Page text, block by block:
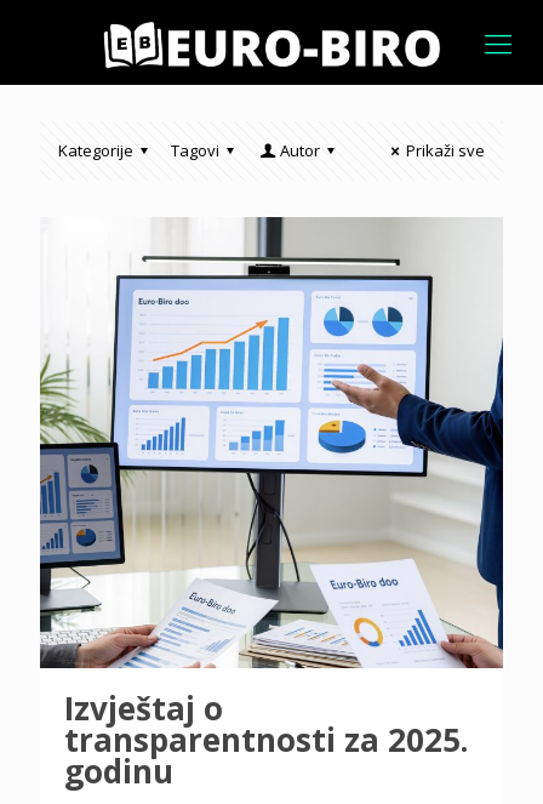
Kategorije Tagovi Autor Prikaži sve
Izvještaj o
transparentnosti za 2025.
godinu